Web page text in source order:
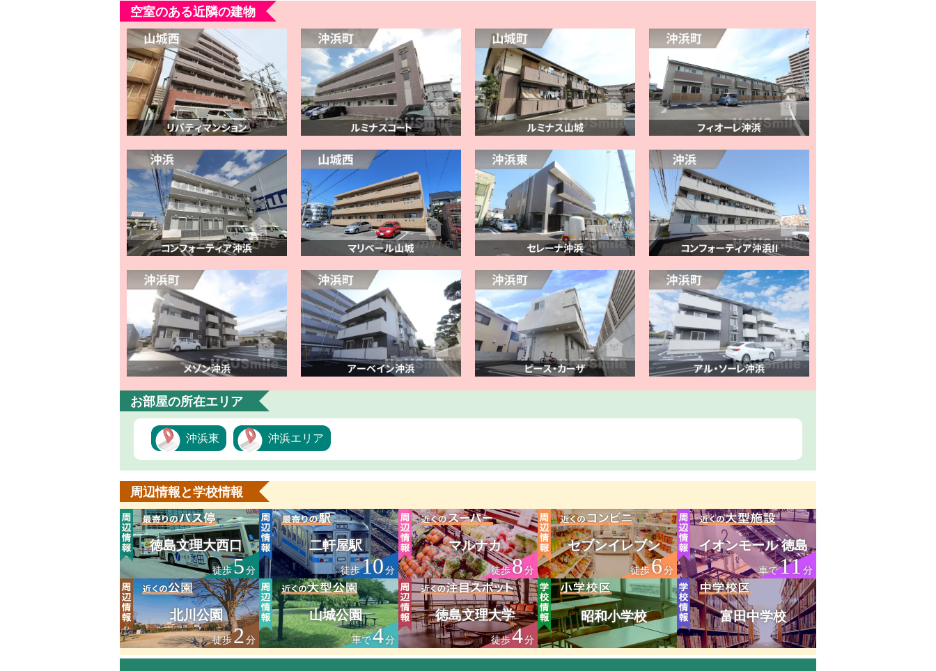
空室のある近隣の建物
お部屋の所在エリア
沖浜東 沖浜エリア
周辺情報と学校情報
徳島文理大西口
徒歩5分
二軒屋駅
徒歩10分
マルナカ
徒歩8分
セブンイレブン
徒歩6分
イオンモール 徳島
車で11分
北川公園
徒歩2分
山城公園
車で4分
徳島文理大学
徒歩4分
昭和小学校 富田中学校